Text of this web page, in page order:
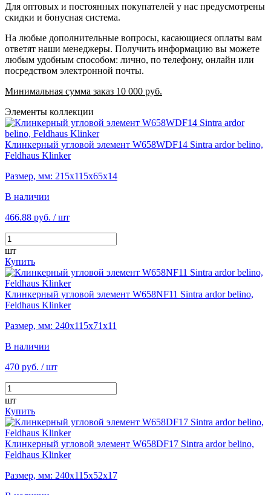
Для оптовых и постоянных покупателей у нас предусмотрены
скидки и бонусная система.
На любые дополнительные вопросы, касающиеся оплаты вам
ответят наши менеджеры. Получить информацию вы можете
любым удобным способом: лично, по телефону, онлайн или
посредством электронной почты.
Минимальная сумма заказ 10 000 руб.
Элементы коллекции
Клинкерный угловой элемент W658WDF14 Sintra ardor belino,
Feldhaus Klinker
Размер, мм: 215х115х65х14
В наличии
466.88 руб. / шт
шт
Купить
Клинкерный угловой элемент W658NF11 Sintra ardor belino,
Feldhaus Klinker
Размер, мм: 240х115х71х11
В наличии
470 руб. / шт
шт
Купить
Клинкерный угловой элемент W658DF17 Sintra ardor belino,
Feldhaus Klinker
Размер, мм: 240х115х52х17